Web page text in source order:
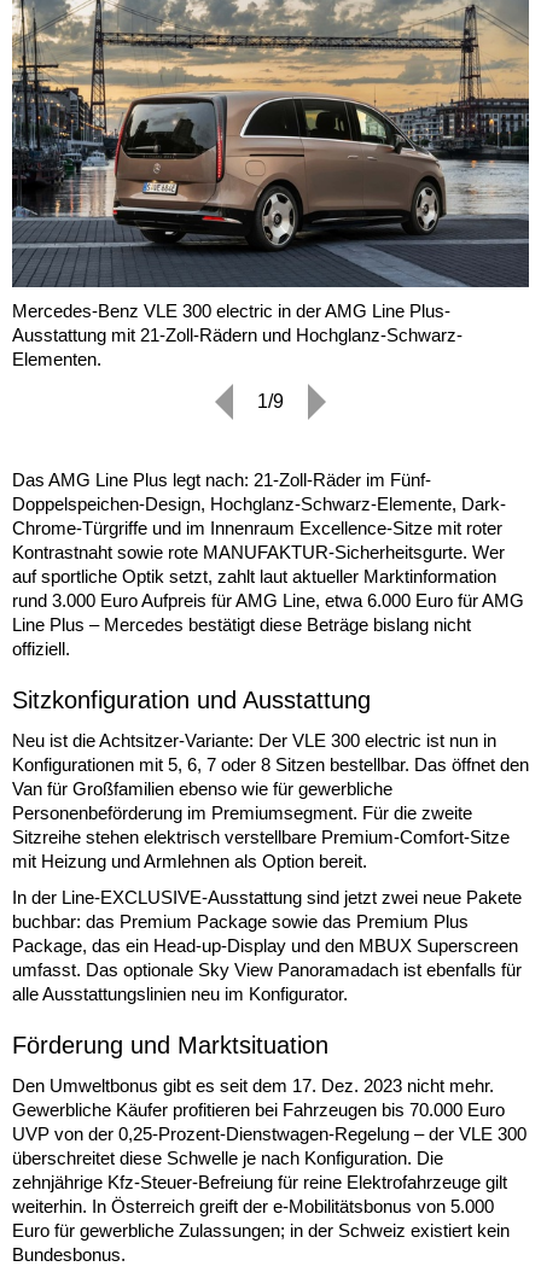
Mercedes-Benz VLE 300 electric in der AMG Line Plus-
Ausstattung mit 21-Zoll-Rädern und Hochglanz-Schwarz-
Elementen.
1/9
Das AMG Line Plus legt nach: 21-Zoll-Räder im Fünf-
Doppelspeichen-Design, Hochglanz-Schwarz-Elemente, Dark-
Chrome-Türgriffe und im Innenraum Excellence-Sitze mit roter
Kontrastnaht sowie rote MANUFAKTUR-Sicherheitsgurte. Wer
auf sportliche Optik setzt, zahlt laut aktueller Marktinformation
rund 3.000 Euro Aufpreis für AMG Line, etwa 6.000 Euro für AMG
Line Plus – Mercedes bestätigt diese Beträge bislang nicht
offiziell.
Sitzkonfiguration und Ausstattung
Neu ist die Achtsitzer-Variante: Der VLE 300 electric ist nun in
Konfigurationen mit 5, 6, 7 oder 8 Sitzen bestellbar. Das öffnet den
Van für Großfamilien ebenso wie für gewerbliche
Personenbeförderung im Premiumsegment. Für die zweite
Sitzreihe stehen elektrisch verstellbare Premium-Comfort-Sitze
mit Heizung und Armlehnen als Option bereit.
In der Line-EXCLUSIVE-Ausstattung sind jetzt zwei neue Pakete
buchbar: das Premium Package sowie das Premium Plus
Package, das ein Head-up-Display und den MBUX Superscreen
umfasst. Das optionale Sky View Panoramadach ist ebenfalls für
alle Ausstattungslinien neu im Konfigurator.
Förderung und Marktsituation
Den Umweltbonus gibt es seit dem 17. Dez. 2023 nicht mehr.
Gewerbliche Käufer profitieren bei Fahrzeugen bis 70.000 Euro
UVP von der 0,25-Prozent-Dienstwagen-Regelung – der VLE 300
überschreitet diese Schwelle je nach Konfiguration. Die
zehnjährige Kfz-Steuer-Befreiung für reine Elektrofahrzeuge gilt
weiterhin. In Österreich greift der e-Mobilitätsbonus von 5.000
Euro für gewerbliche Zulassungen; in der Schweiz existiert kein
Bundesbonus.